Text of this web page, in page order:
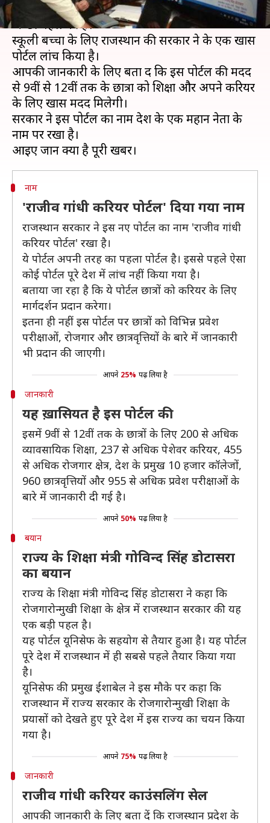
राजस्थान सरकार ने स्कूली बच्चों के लिए एक नई और
अच्छी पहल की है।
स्कूली बच्चों के लिए राजस्थान की सरकार ने के एक खास
पोर्टल लांच किया है।
आपकी जानकारी के लिए बता दें कि इस पोर्टल की मदद
से 9वीं से 12वीं तक के छात्रों को शिक्षा और अपने करियर
के लिए खास मदद मिलेगी।
सरकार ने इस पोर्टल का नाम देश के एक महान नेता के
नाम पर रखा है।
नाम
'राजीव गांधी करियर पोर्टल' दिया गया नाम
राजस्थान सरकार ने इस नए पोर्टल का नाम 'राजीव गांधी
करियर पोर्टल' रखा है।
ये पोर्टल अपनी तरह का पहला पोर्टल है। इससे पहले ऐसा
कोई पोर्टल पूरे देश में लांच नहीं किया गया है।
बताया जा रहा है कि ये पोर्टल छात्रों को करियर के लिए
मार्गदर्शन प्रदान करेगा।
इतना ही नहीं इस पोर्टल पर छात्रों को विभिन्न प्रवेश
परीक्षाओं, रोजगार और छात्रवृत्तियों के बारे में जानकारी
भी प्रदान की जाएगी।
आपने 25% पढ़ लिया है
जानकारी
यह ख़ासियत है इस पोर्टल की
इसमें 9वीं से 12वीं तक के छात्रों के लिए 200 से अधिक
व्यावसायिक शिक्षा, 237 से अधिक पेशेवर करियर, 455
से अधिक रोजगार क्षेत्र, देश के प्रमुख 10 हजार कॉलेजों,
960 छात्रवृत्तियों और 955 से अधिक प्रवेश परीक्षाओं के
बारे में जानकारी दी गई है।
आपने 50% पढ़ लिया है
बयान
राज्य के शिक्षा मंत्री गोविन्द सिंह डोटासरा
का बयान
राज्य के शिक्षा मंत्री गोविन्द सिंह डोटासरा ने कहा कि
रोजगारोन्मुखी शिक्षा के क्षेत्र में राजस्थान सरकार की यह
एक बड़ी पहल है।
यह पोर्टल यूनिसेफ के सहयोग से तैयार हुआ है। यह पोर्टल
पूरे देश में राजस्थान में ही सबसे पहले तैयार किया गया
है।
यूनिसेफ की प्रमुख ईशाबेल ने इस मौके पर कहा कि
राजस्थान में राज्य सरकार के रोजगारोन्मुखी शिक्षा के
प्रयासों को देखते हुए पूरे देश में इस राज्य का चयन किया
गया है।
आपने 75% पढ़ लिया है
जानकारी
राजीव गांधी करियर काउंसलिंग सेल
आपकी जानकारी के लिए बता दें कि राजस्थान प्रदेश के